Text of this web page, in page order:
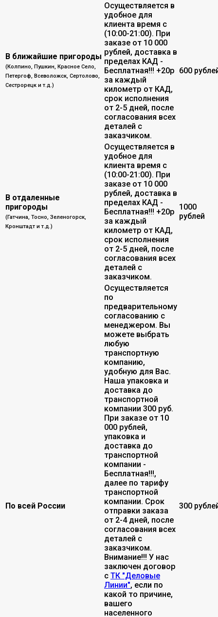
В ближайшие пригороды
(Колпино, Пушкин, Красное Село,
Петергоф, Всеволожск, Сертолово,
Сестрорецк и т.д.)
Осуществляется в
удобное для
клиента время с
(10:00-21:00). При
заказе от 10 000
рублей, доставка в
пределах КАД -
Бесплатная!!! +20р
за каждый
километр от КАД,
срок исполнения
от 2-5 дней, после
согласования всех
деталей с
заказчиком.
600
В отдаленные
пригороды
(Гатчина, Тосно, Зеленогорск,
Кронштадт и т.д.)
Осуществляется в
удобное для
клиента время с
(10:00-21:00). При
заказе от 10 000
рублей, доставка в
пределах КАД -
Бесплатная!!! +20р
за каждый
километр от КАД,
срок исполнения
от 2-5 дней, после
согласования всех
деталей с
заказчиком.
1000
рублей
По всей России
Осуществляется
по
предварительному
согласованию с
менеджером. Вы
можете выбрать
любую
транспортную
компанию,
удобную для Вас.
Наша упаковка и
доставка до
транспортной
компании 300 руб.
При заказе от 10
000 рублей,
упаковка и
доставка до
транспортной
компании -
Бесплатная!!!,
далее по тарифу
транспортной
компании. Срок
отправки заказа
от 2-4 дней, после
согласования всех
деталей с
заказчиком.
Внимание!!! У нас
заключен договор
с ТК "Деловые
Линии", если по
какой то причине,
вашего
населенного
300